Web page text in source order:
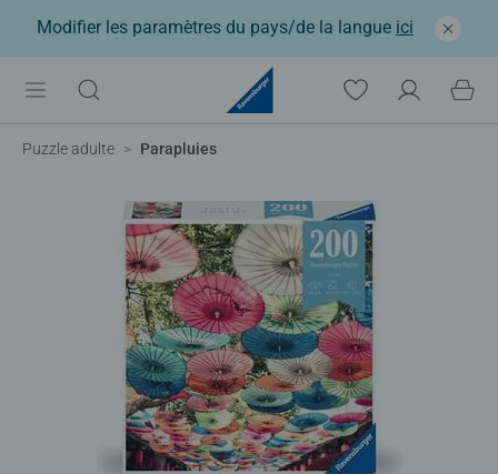
Modifier les paramètres du pays/de la langue ici
Puzzle adulte Parapluies